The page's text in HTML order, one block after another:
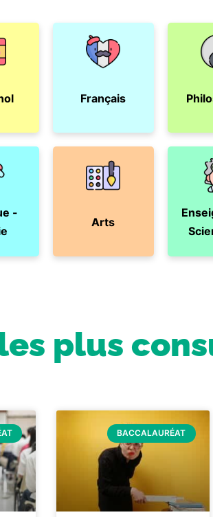
Français
-
Arts
plus
BACCALAURÉAT